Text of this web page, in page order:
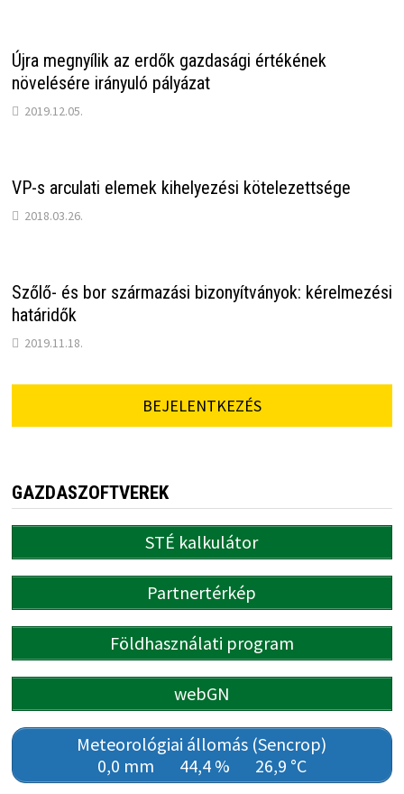
Újra megnyílik az erdők gazdasági értékének
növelésére irányuló pályázat
2019.12.05.
VP-s arculati elemek kihelyezési kötelezettsége
2018.03.26.
Szőlő- és bor származási bizonyítványok: kérelmezési
határidők
2019.11.18.
BEJELENTKEZÉS
GAZDASZOFTVEREK
STÉ kalkulátor
Partnertérkép
Földhasználati program
webGN
Meteorológiai állomás (Sencrop)
0,0 mm
44,4 % 26,9 °C